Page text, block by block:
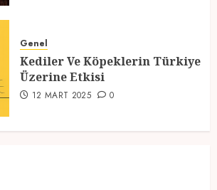
Genel
Kediler Ve Köpeklerin Türkiye
Üzerine Etkisi
12 MART 2025 0